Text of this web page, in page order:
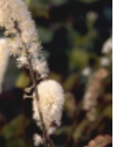
Zilverkaars
simplex 'White Pearl'